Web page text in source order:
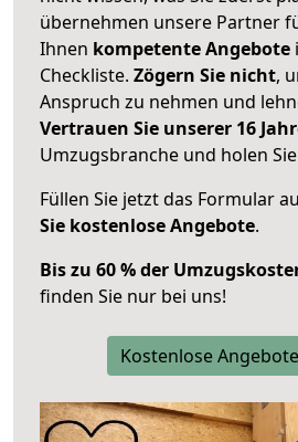
übernehmen unsere Partner
Ihnen kompetente Angebote
Checkliste. Zögern Sie nicht,
Anspruch zu nehmen und
Vertrauen Sie unserer 16
Umzugsbranche und holen
Füllen Sie jetzt das Formular
Sie kostenlose Angebote.
Bis zu 60 % der
finden Sie nur bei uns!
Kostenlose